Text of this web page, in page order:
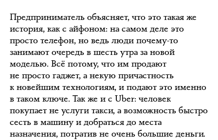
Предприниматель объясняет, что это такая же
история, как с айфоном: на самом деле это
просто телефон, но ведь люди почему-то
занимают очередь в шесть утра за новой
моделью. Всё потому, что им продают
не просто гаджет, а некую причастность
к новейшим технологиям, и подают это именно
в таком ключе. Так же и с Uber: человек
покупает не услуги такси, а возможность быстро
сесть в машину и добраться до места
назначения, потратив не очень большие деньги.